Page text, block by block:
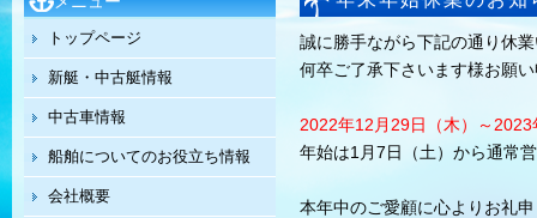
誠に勝手ながら下記の通り休
何卒ご了承下さいます様お願
2022年12月29日（木）～
年始は1月7日（土）から通常
本年中のご愛顧に心よりお礼
トップページ
新艇・中古艇情報
中古車情報
船舶についてのお役立ち情報
会社概要